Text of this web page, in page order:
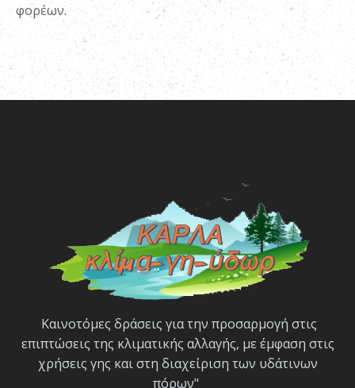
φορέων.
Καινοτόμες δράσεις για την προσαρμογή στις
επιπτώσεις της κλιματικής αλλαγής, με έμφαση στις
χρήσεις γης και στη διαχείριση των υδάτινων
πόρων"